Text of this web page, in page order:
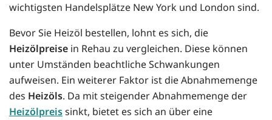
wichtigsten Handelsplätze New York und London sind.
Bevor Sie Heizöl bestellen, lohnt es sich, die
Heizölpreise in Rehau zu vergleichen. Diese können
unter Umständen beachtliche Schwankungen
aufweisen. Ein weiterer Faktor ist die Abnahmemenge
des Heizöls. Da mit steigender Abnahmemenge der
Heizölpreissinkt, bietet es sich an über eine